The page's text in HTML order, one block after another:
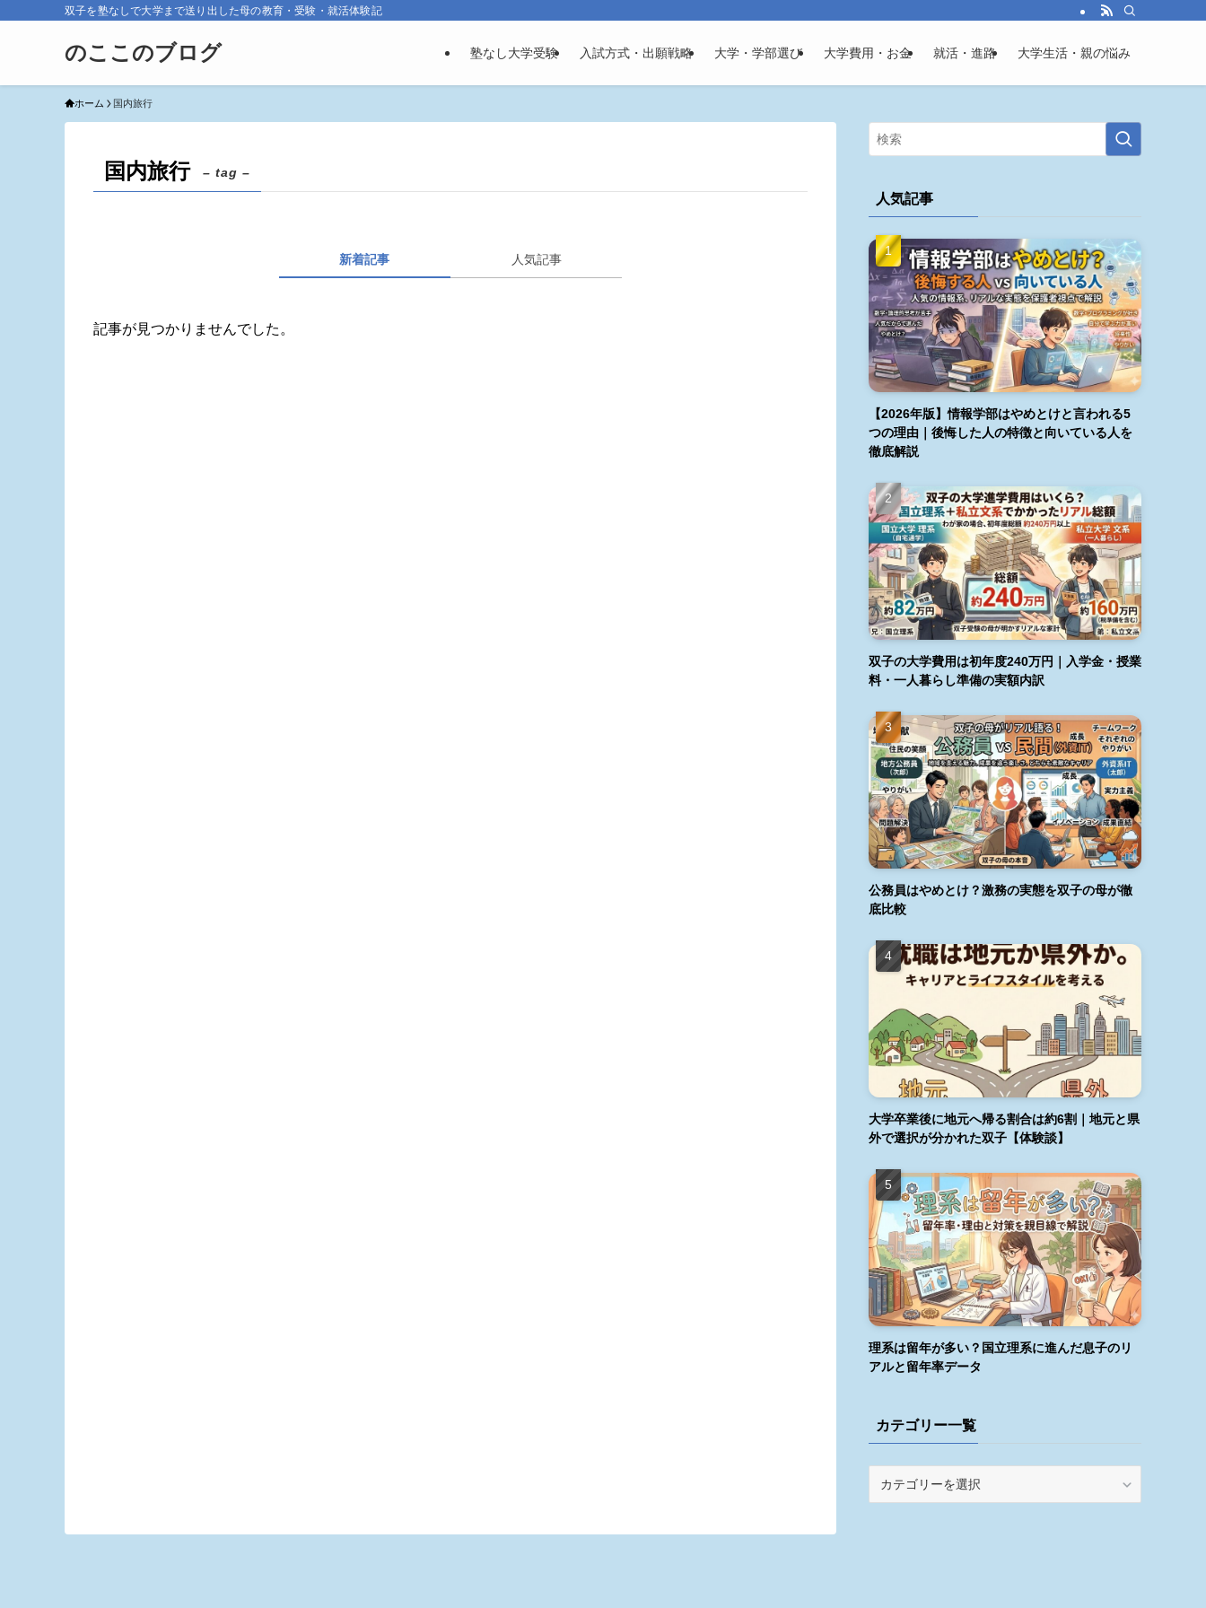
双子を塾なしで大学まで送り出した母の教育・受験・就活体験記
のここのブログ 塾なし大学受験 入試方式・出願戦略 大学・学部選び 大学費用・お金 就活・進路 大学生活・親の悩み
ホーム 国内旅行
国内旅行 – tag –
新着記事 人気記事
記事が見つかりませんでした。
人気記事
【2026年版】情報学部はやめとけと言われる5
つの理由｜後悔した人の特徴と向いている人を
徹底解説
双子の大学費用は初年度240万円｜入学金・授業
料・一人暮らし準備の実額内訳
公務員はやめとけ？激務の実態を双子の母が徹
底比較
大学卒業後に地元へ帰る割合は約6割｜地元と県
外で選択が分かれた双子【体験談】
理系は留年が多い？国立理系に進んだ息子のリ
アルと留年率データ
カテゴリー一覧